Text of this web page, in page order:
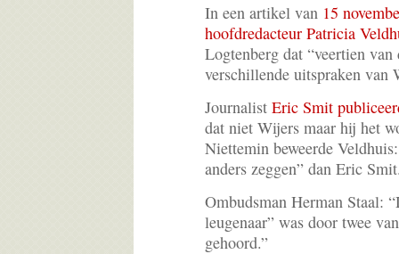
In een artikel van 15
hoofdredacteur Patricia
Logtenberg dat “veertien van
verschillende uitspraken van
Journalist Eric Smit
dat niet Wijers maar hij het
Niettemin beweerde
anders zeggen” dan Eric
Ombudsman Herman Staal:
leugenaar” was door twee
gehoord.”